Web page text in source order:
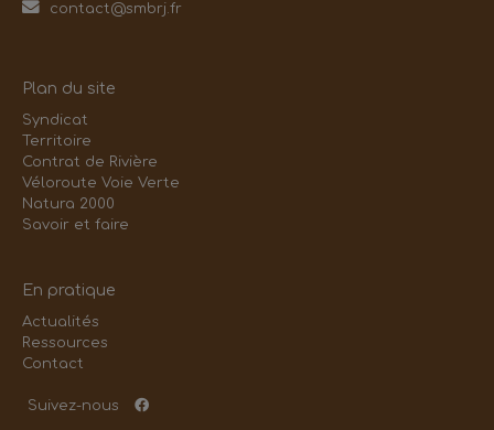
contact@smbrj.fr
Plan du site
Syndicat
Territoire
Contrat de Rivière
Véloroute Voie Verte
Natura 2000
Savoir et faire
En pratique
Actualités
Ressources
Contact
Suivez-nous